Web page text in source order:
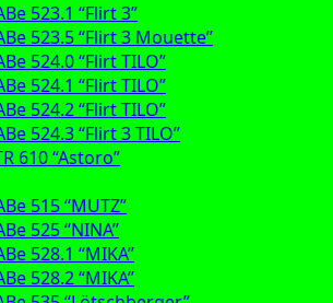
523.1 “Flirt 3”
523.5 “Flirt 3 Mouette”
524.0 “Flirt TILO”
524.1 “Flirt TILO”
524.2 “Flirt TILO”
524.3 “Flirt 3 TILO”
610 “Astoro”
515 “MUTZ”
525 “NINA”
528.1 “MIKA”
528.2 “MIKA”